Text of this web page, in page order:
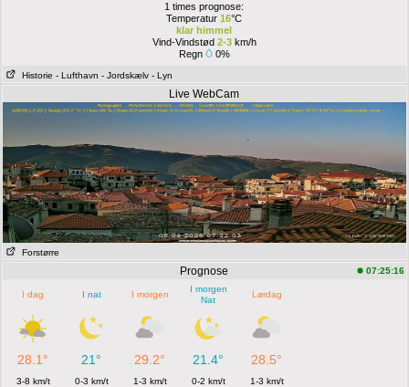
1 times prognose:
Temperatur16°C
klar himmel
Vind-Vindstød 2-3km/h
Regn
0%
Historie - Lufthavn - Jordskælv - Lyn
Live WebCam
Forstørre
Prognose 07:25:16
I dag I nat I morgen
I morgen
Nat
Lørdag
28.1° 21° 29.2° 21.4° 28.5°
3-8 km/t 0-3 km/t 1-3 km/t 0-2 km/t 1-3 km/t